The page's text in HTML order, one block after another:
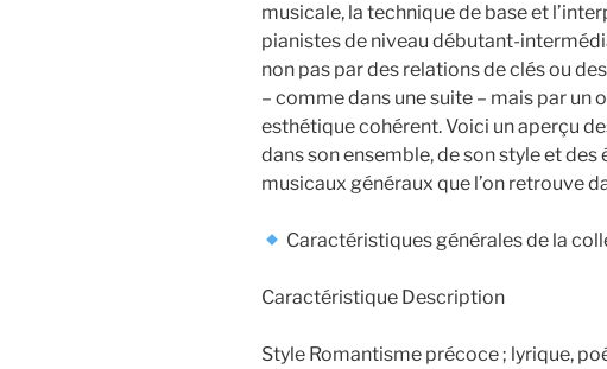
musicale, la technique de base et
pianistes de niveau débutant-
non pas par des relations de clés ou
– comme dans une suite – mais par
esthétique cohérent. Voici un aperçu
dans son ensemble, de son style et
musicaux généraux que l’on retrouve
Caractéristiques générales de la
Caractéristique Description
Style Romantisme précoce ; lyrique,